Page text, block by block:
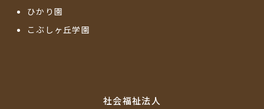
ひかり園
こぶしヶ丘学園
社会福祉法⼈